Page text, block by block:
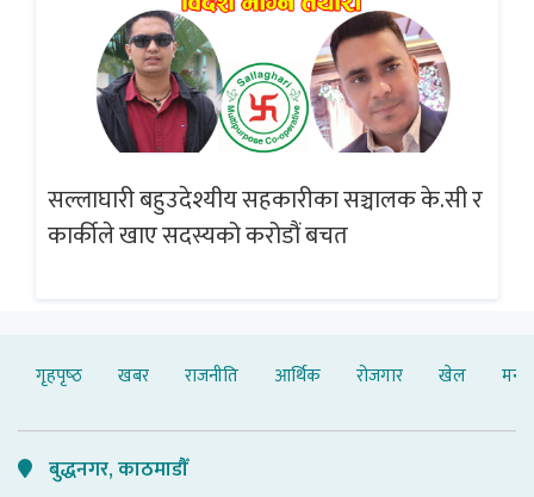
सल्लाघारी बहुउदेश्यीय सहकारीका सञ्चालक के.सी र
कार्कीले खाए सदस्यको करोडौं बचत
गृहपृष्‍ठ खबर राजनीति आर्थिक रोजगार खेल
बुद्धनगर, काठमाडौँ